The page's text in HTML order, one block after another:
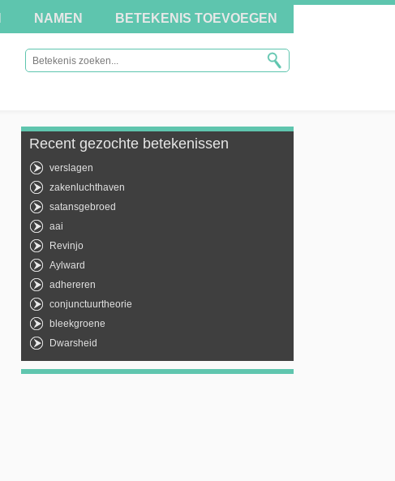
NAMEN BETEKENIS TOEVOEGEN
Recent gezochte betekenissen
verslagen
zakenluchthaven
satansgebroed
aai
Revinjo
Aylward
adhereren
conjunctuurtheorie
bleekgroene
Dwarsheid